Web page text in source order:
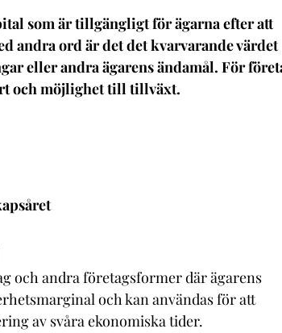
som är tillgängligt för ägarna efter att
andra ord är det det kvarvarande värdet
eller andra ägarens ändamål. För
och möjlighet till tillväxt.
och andra företagsformer där ägarens
och kan användas för att
av svåra ekonomiska tider.